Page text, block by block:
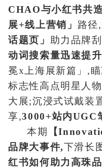
CHAO与小红书共
展+线上营销」 路径
话题页」
助力品牌
动词搜索量迅速提
冕x上海展新篇」,
标志性高点明星人
大展;沉浸式试戴装
享,3000+站内UGC
本期
【
品牌大事件,下滑长
红书如何助力高珠